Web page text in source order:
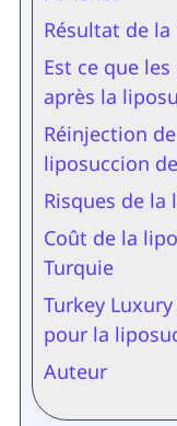
Résultat de
Est ce que
après la
Réinjection
liposuccion
Risques de la
Coût de la
Turquie
Turkey
pour la
Auteur